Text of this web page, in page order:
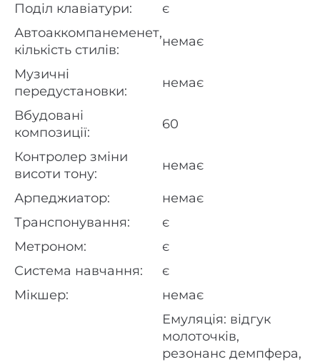
Поділ клавіатури:
є
Автоаккомпанеменет,
кількість стилів:
немає
Музичні
передустановки:
немає
Вбудовані
композиції:
60
Контролер зміни
висоти тону:
немає
Арпеджиатор:
немає
Транспонування:
є
Метроном:
є
Система навчання:
є
Мікшер:
немає
Емуляція: відгук
молоточків,
резонанс демпфера,